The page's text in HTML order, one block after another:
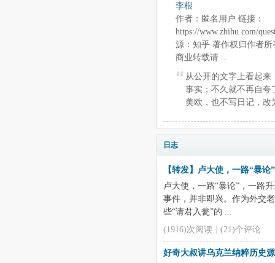
李根
作者：匿名用户 链接：
https://www.zhihu.com/
源：知乎 著作权归作者
商业转载请 ...
从公开的文字上看起来
事实；不久就不再自夸
美欧，也不写日记，
日志
【转发】卢大使，一路“暴论
卢大使，一路“暴论”，一路
事件，并非即兴。作为外交
些“请君入瓮”的 ...
(1916)次阅读 | (21)个评论
好奇大叔讲乌克兰纳粹历史